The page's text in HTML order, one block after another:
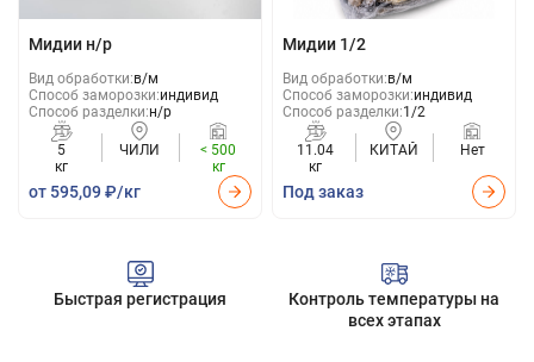
Мидии н/р
Вид обработки:в/м
Способ заморозки:индивид
Способ разделки:н/р
5
кг
ЧИЛИ
< 500
кг
от 595,09 ₽/кг
Мидии 1/2
Вид обработки:в/м
Способ заморозки:индивид
Способ разделки:1/2
11.04
кг
КИТАЙ Нет
Под заказ
Быстрая регистрация
Контроль температуры на
всех этапах